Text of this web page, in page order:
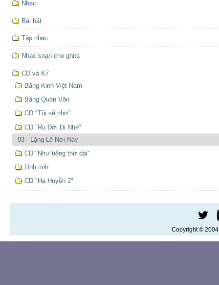
định
hướng
Nhạc
Bài hát
Tập nhạc
Nhạc soạn cho ghita
CD và K7
Băng Kinh Việt Nam
Băng Quán Văn
CD "Tôi sẽ nhớ"
CD "Ru Đời Đi Nhé"
03 - Lặng Lẽ Nơi Này
CD "Như tiếng thở dài"
Linh tinh
CD "Hạ Huyền 2"
Copyright ©